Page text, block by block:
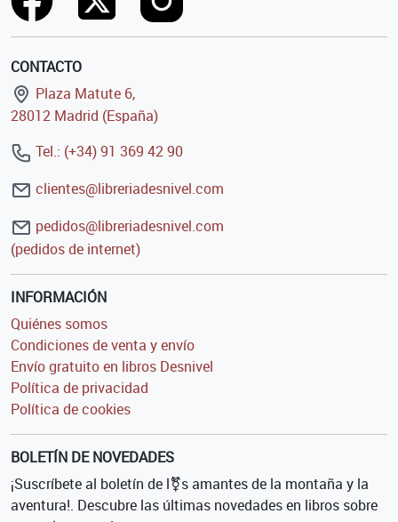
CONTACTO
Plaza Matute 6,
28012 Madrid (España)
Tel.: (+34) 91 369 42 90
clientes@libreriadesnivel.com
pedidos@libreriadesnivel.com
(pedidos de internet)
INFORMACIÓN
Quiénes somos
Condiciones de venta y envío
Envío gratuito en libros Desnivel
Política de privacidad
Política de cookies
BOLETÍN DE NOVEDADES
¡Suscríbete al boletín de l⚧s amantes de la montaña y la
aventura!. Descubre las últimas novedades en libros sobre